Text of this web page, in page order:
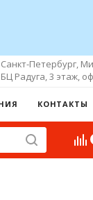
Санкт-Петербург,
БЦ Радуга, 3 этаж,
КОНТАКТЫ